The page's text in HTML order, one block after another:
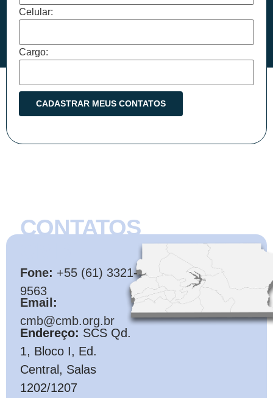
Celular:
Cargo:
CONTATOS
Fone: +55 (61) 3321-
9563
Email:
cmb@cmb.org.br
Endereço: SCS Qd.
1, Bloco I, Ed.
Central, Salas
1202/1207